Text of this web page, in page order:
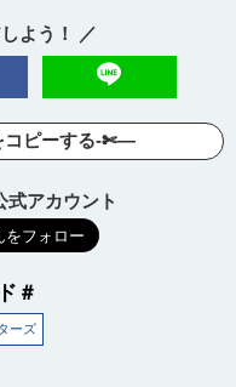
よう！ ／
コピーする-✄—
アカウント
＃
ーズ